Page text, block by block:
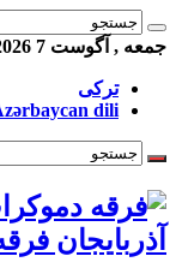
جمعه , آگوست 7 2026
ترکی
dili
آذربایجان